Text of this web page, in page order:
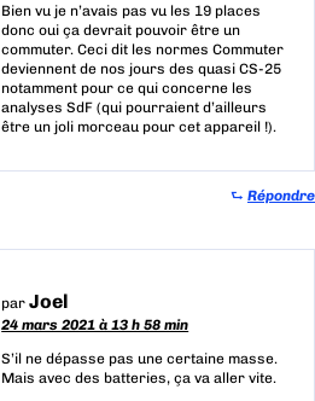
Bien vu je n’avais pas vu les 19 places
donc oui ça devrait pouvoir être un
commuter. Ceci dit les normes Commuter
deviennent de nos jours des quasi CS-25
notamment pour ce qui concerne les
analyses SdF (qui pourraient d’ailleurs
être un joli morceau pour cet appareil !).
⮑ Répondre
parJoel
24 mars 2021 à 13 h 58 min
S’il ne dépasse pas une certaine masse.
Mais avec des batteries, ça va aller vite.